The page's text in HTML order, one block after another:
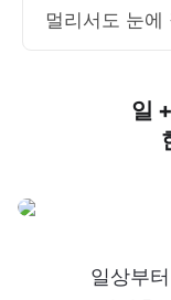
멀리서도 눈에
일